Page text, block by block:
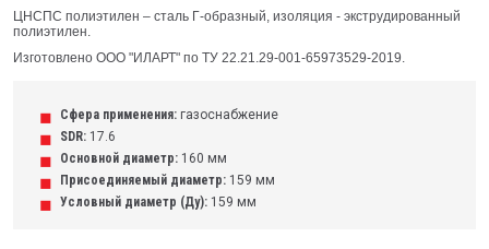
ЦНСПС полиэтилен – сталь Г-образный, изоляция - экструдированный
полиэтилен.
Изготовлено ООО "ИЛАРТ" по ТУ 22.21.29-001-65973529-2019.
Сфера применения: газоснабжение
SDR: 17.6
Основной диаметр: 160 мм
Присоединяемый диаметр: 159 мм
Условный диаметр (Ду): 159 мм